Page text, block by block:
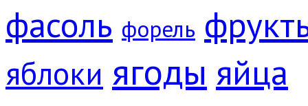
фасоль форель
яблоки ягоды яйца